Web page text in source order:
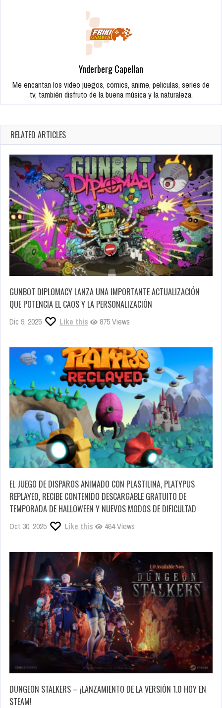
Ynderberg Capellan
Me encantan los video juegos, comics, anime, peliculas, series de
tv, también disfruto de la buena música y la naturaleza.
RELATED ARTICLES
GUNBOT DIPLOMACY LANZA UNA IMPORTANTE ACTUALIZACIÓN
QUE POTENCIA EL CAOS Y LA PERSONALIZACIÓN
Dic 9, 2025 Like this 875 Views
EL JUEGO DE DISPAROS ANIMADO CON PLASTILINA, PLATYPUS
REPLAYED, RECIBE CONTENIDO DESCARGABLE GRATUITO DE
TEMPORADA DE HALLOWEEN Y NUEVOS MODOS DE DIFICULTAD
Oct 30, 2025 Like this 464 Views
DUNGEON STALKERS – ¡LANZAMIENTO DE LA VERSIÓN 1.0 HOY EN
STEAM!